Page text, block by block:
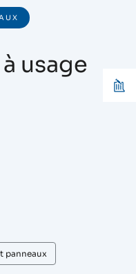
usage
panneaux